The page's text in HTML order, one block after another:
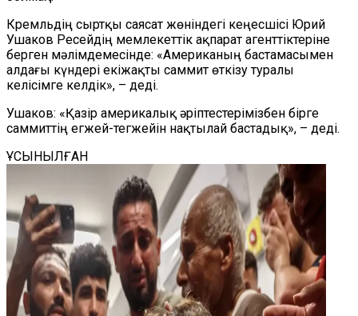
Кремльдің сыртқы саясат жөніндегі кеңесшісі Юрий
Ушаков Ресейдің мемлекеттік ақпарат агенттіктеріне
берген мәлімдемесінде: «Американың бастамасымен
алдағы күндері екіжақты саммит өткізу туралы
келісімге келдік», – деді.
Ушаков: «Қазір америкалық әріптестерімізбен бірге
саммиттің егжей-тегжейін нақтылай бастадық», – деді.
ҰСЫНЫЛҒАН